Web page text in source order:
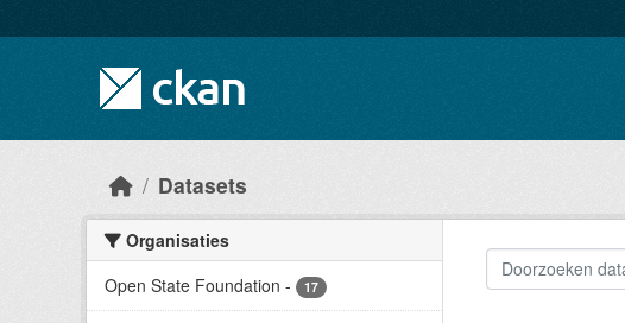
Datasets
Organisaties
Open State Foundation - 17